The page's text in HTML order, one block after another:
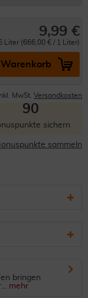
9,99 €
Liter (666,00 € / 1 Liter)
Warenkorb
MwSt. Versandkosten
90
sichern
sammeln
bringen
mehr